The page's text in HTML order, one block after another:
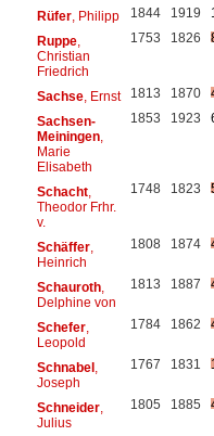
Rüfer, Philipp 1844 1919
Ruppe,
Christian
Friedrich
1753 1826
Sachse, Ernst 1813 1870
Sachsen-
Meiningen,
Marie
Elisabeth
1853 1923
Schacht,
Theodor Frhr.
v.
1748 1823
Schäffer,
Heinrich
1808 1874
Schauroth,
Delphine von
1813 1887
Schefer,
Leopold
1784 1862
Schnabel,
Joseph
1767 1831
Schneider,
Julius
1805 1885